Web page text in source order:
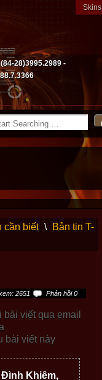
Skins
28)3995.2989 -
cần biết \
Bản tin T-
2651 Phản hồi 0
bài viết qua email
bài viết này
Khiêm,